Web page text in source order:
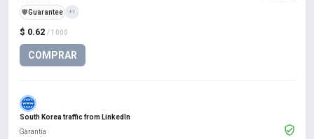
$ 0.62 / 1000
COMPRAR
️🛡️Guarantee +1
South Korea traffic from LinkedIn
Garantía